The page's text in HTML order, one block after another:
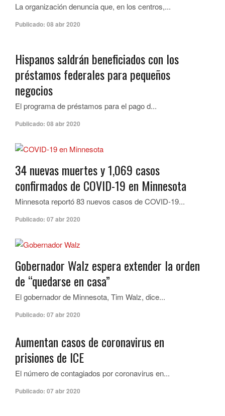
La organización denuncia que, en los centros,...
Publicado: 08 abr 2020
Hispanos saldrán beneficiados con los
préstamos federales para pequeños
negocios
El programa de préstamos para el pago d...
Publicado: 08 abr 2020
34 nuevas muertes y 1,069 casos
confirmados de COVID-19 en Minnesota
Minnesota reportó 83 nuevos casos de COVID-19...
Publicado: 07 abr 2020
Gobernador Walz espera extender la orden
de “quedarse en casa”
El gobernador de Minnesota, Tim Walz, dice...
Publicado: 07 abr 2020
Aumentan casos de coronavirus en
prisiones de ICE
El número de contagiados por coronavirus en...
Publicado: 07 abr 2020